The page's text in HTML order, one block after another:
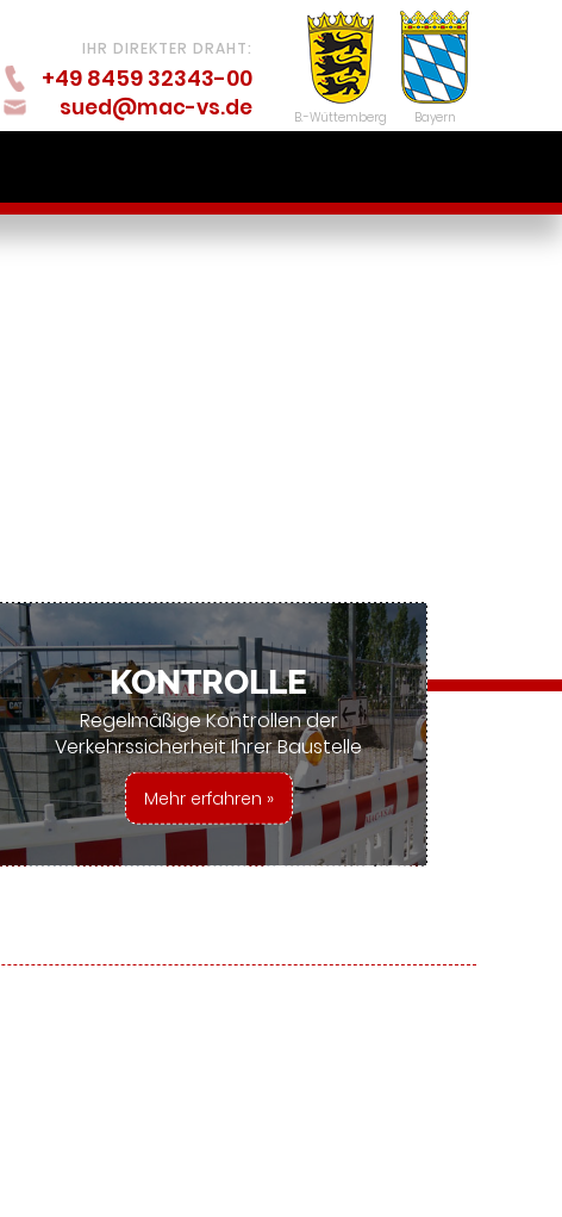
B.-Wüttemberg Bayern
IHR DIREKTER DRAHT:
+49 8459 32343-00
sued@mac-vs.de
KONTROLLE
Regelmäßige Kontrollen der
Verkehrssicherheit Ihrer Baustelle
Mehr erfahren »